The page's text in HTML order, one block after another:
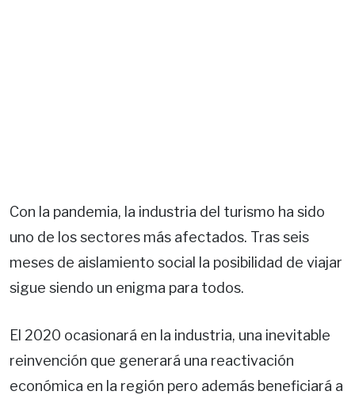
Con la pandemia, la industria del turismo ha sido
uno de los sectores más afectados. Tras seis
meses de aislamiento social la posibilidad de viajar
sigue siendo un enigma para todos.
El 2020 ocasionará en la industria, una inevitable
reinvención que generará una reactivación
económica en la región pero además beneficiará a